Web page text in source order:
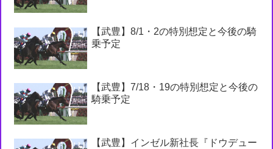
【武豊】8/1・2の特別想定と今後の騎
乗予定
【武豊】7/18・19の特別想定と今後の
騎乗予定
【武豊】インゼル新社長『ドウデュー